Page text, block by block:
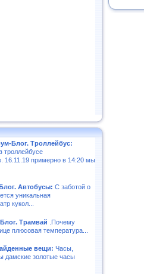
Блог. Троллейбус:
троллейбусе
16.11.19 примерно в 14:20 мы
Автобусы: С заботой о
уникальная
кукол...
Трамвай .Почему
плюсовая температура...
вещи: Часы,
дамские золотые часы